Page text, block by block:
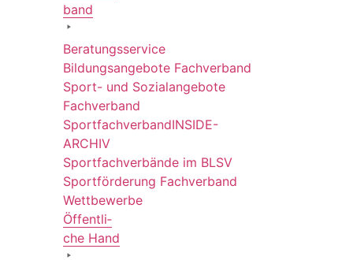
band
Bera­tungs­ser­vice
Bildungs­an­ge­bote Fachverband
Sport- und Sozi­al­an­ge­bote
Fachverband
Sport­fach­ver­ban­d­IN­SIDE-
ARCHIV
Sport­fach­ver­bände im BLSV
Sport­för­de­rung Fachverband
Wett­be­werbe
Öffent­li­
che Hand